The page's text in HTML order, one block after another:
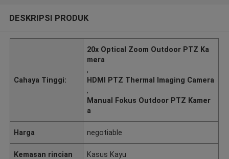
DESKRIPSI PRODUK
Cahaya Tinggi:
20x Optical Zoom Outdoor PTZ Ka
mera
,
HDMI PTZ Thermal Imaging Camera
,
Manual Fokus Outdoor PTZ Kamer
a
Harga negotiable
Kemasan rincian Kasus Kayu